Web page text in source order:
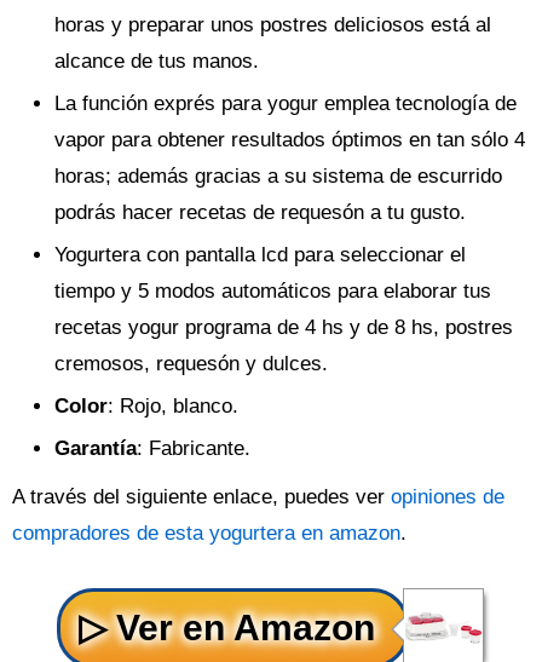
horas y preparar unos postres deliciosos está al
alcance de tus manos.
La función exprés para yogur emplea tecnología de
vapor para obtener resultados óptimos en tan sólo 4
horas; además gracias a su sistema de escurrido
podrás hacer recetas de requesón a tu gusto.
Yogurtera con pantalla lcd para seleccionar el
tiempo y 5 modos automáticos para elaborar tus
recetas yogur programa de 4 hs y de 8 hs, postres
cremosos, requesón y dulces.
Color: Rojo, blanco.
Garantía: Fabricante.
A través del siguiente enlace, puedes ver opiniones de
compradores de esta yogurtera en amazon.